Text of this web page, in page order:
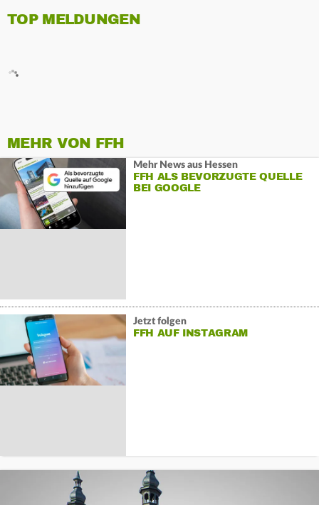
TOP MELDUNGEN
MEHR VON FFH
Mehr News aus Hessen
FFH ALS BEVORZUGTE QUELLE
BEI GOOGLE
Jetzt folgen
FFH AUF INSTAGRAM